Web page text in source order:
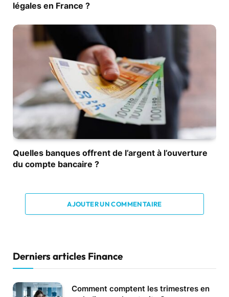
légales en France ?
Quelles banques offrent de l’argent à l’ouverture
du compte bancaire ?
AJOUTER UN COMMENTAIRE
Derniers articles Finance
Comment comptent les trimestres en